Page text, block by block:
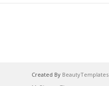
Created By BeautyTemplates